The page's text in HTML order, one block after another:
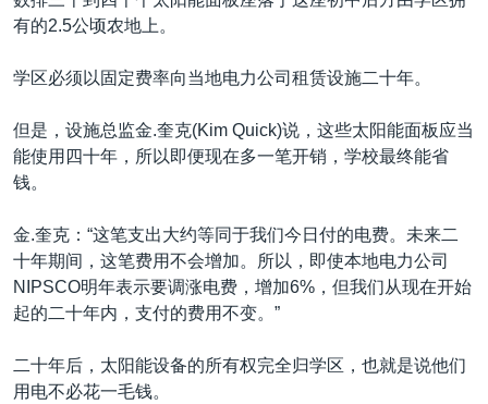
有的2.5公顷农地上。
学区必须以固定费率向当地电力公司租赁设施二十年。
但是，设施总监金.奎克(Kim Quick)说，这些太阳能面板应当
能使用四十年，所以即便现在多一笔开销，学校最终能省
钱。
金.奎克：“这笔支出大约等同于我们今日付的电费。未来二
十年期间，这笔费用不会增加。所以，即使本地电力公司
NIPSCO明年表示要调涨电费，增加6%，但我们从现在开始
起的二十年内，支付的费用不变。”
二十年后，太阳能设备的所有权完全归学区，也就是说他们
用电不必花一毛钱。